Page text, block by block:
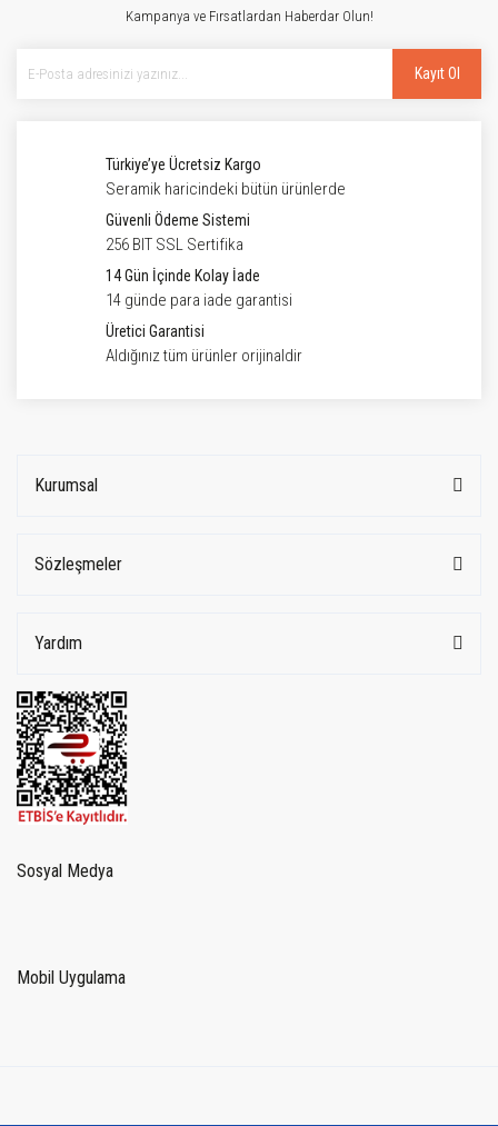
Kampanya ve Fırsatlardan Haberdar Olun!
Kayıt Ol
Türkiye’ye Ücretsiz Kargo
Seramik haricindeki bütün ürünlerde
Güvenli Ödeme Sistemi
256 BIT SSL Sertifika
14 Gün İçinde Kolay İade
14 günde para iade garantisi
Üretici Garantisi
Aldığınız tüm ürünler orijinaldir
Kurumsal
Sözleşmeler
Yardım
Sosyal Medya
Mobil Uygulama